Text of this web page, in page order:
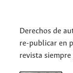
Derechos de
re-publicar en
revista